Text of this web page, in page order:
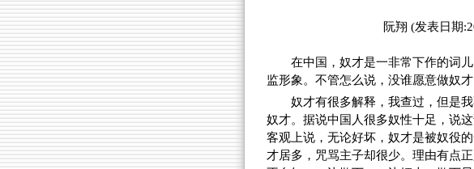
阮翔 (发表日期
在中国，奴才是一非常下作的词儿
监形象。不管怎么说，没谁愿意做奴才
奴才有很多解释，我查过，但是
奴才。据说中国人很多奴性十足，说
客观上说，无论好坏，奴才是被奴役
才居多，咒骂主子却很少。理由有点